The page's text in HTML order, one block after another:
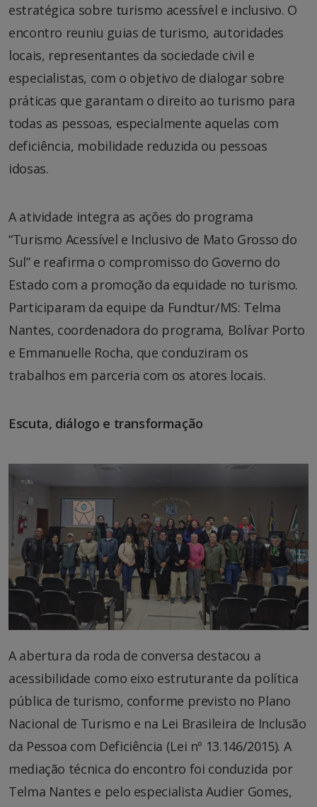
estratégica sobre turismo acessível e inclusivo. O
encontro reuniu guias de turismo, autoridades
locais, representantes da sociedade civil e
especialistas, com o objetivo de dialogar sobre
práticas que garantam o direito ao turismo para
todas as pessoas, especialmente aquelas com
deficiência, mobilidade reduzida ou pessoas
idosas.
A atividade integra as ações do programa
“Turismo Acessível e Inclusivo de Mato Grosso do
Sul” e reafirma o compromisso do Governo do
Estado com a promoção da equidade no turismo.
Participaram da equipe da Fundtur/MS: Telma
Nantes, coordenadora do programa, Bolívar Porto
e Emmanuelle Rocha, que conduziram os
trabalhos em parceria com os atores locais.
Escuta, diálogo e transformação
A abertura da roda de conversa destacou a
acessibilidade como eixo estruturante da política
pública de turismo, conforme previsto no Plano
Nacional de Turismo e na Lei Brasileira de Inclusão
da Pessoa com Deficiência (Lei nº 13.146/2015). A
mediação técnica do encontro foi conduzida por
Telma Nantes e pelo especialista Audier Gomes,